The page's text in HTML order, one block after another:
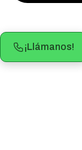
¡Llámanos!